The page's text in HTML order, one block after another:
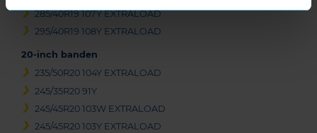
285/40R19 107Y EXTRALOAD
295/40R19 108Y EXTRALOAD
20-inch banden
235/50R20 104Y EXTRALOAD
245/35R20 91Y
245/45R20 103W EXTRALOAD
245/45R20 103Y EXTRALOAD